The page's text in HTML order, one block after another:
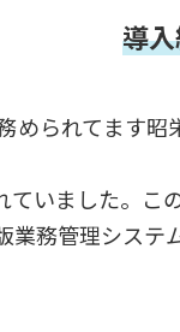
導
られてます
いました。
務管理シス